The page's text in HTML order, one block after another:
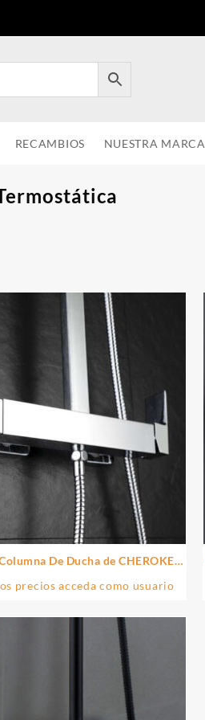
RECAMBIOS NUESTRA MARCA
De Ducha de CHEROKEE
precios acceda como usuario